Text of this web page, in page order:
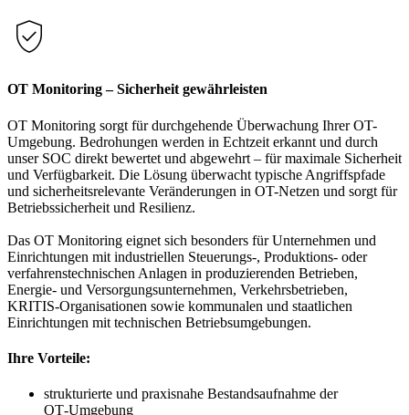
OT Monitoring – Sicherheit gewährleisten
OT Monitoring sorgt für durchgehende Überwachung Ihrer OT-
Umgebung. Bedrohungen werden in Echtzeit erkannt und durch
unser SOC direkt bewertet und abgewehrt – für maximale Sicherheit
und Verfügbarkeit. Die Lösung überwacht typische Angriffspfade
und sicherheitsrelevante Veränderungen in OT-Netzen und sorgt für
Betriebssicherheit und Resilienz.
Das OT Monitoring eignet sich besonders für Unternehmen und
Einrichtungen mit industriellen Steuerungs-, Produktions- oder
verfahrenstechnischen Anlagen in produzierenden Betrieben,
Energie- und Versorgungsunternehmen, Verkehrsbetrieben,
KRITIS-Organisationen sowie kommunalen und staatlichen
Einrichtungen mit technischen Betriebsumgebungen.
Ihre Vorteile:
strukturierte und praxisnahe Bestandsaufnahme der
OT‑Umgebung